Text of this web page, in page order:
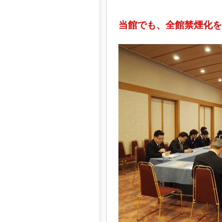
当館でも、全館禁煙化